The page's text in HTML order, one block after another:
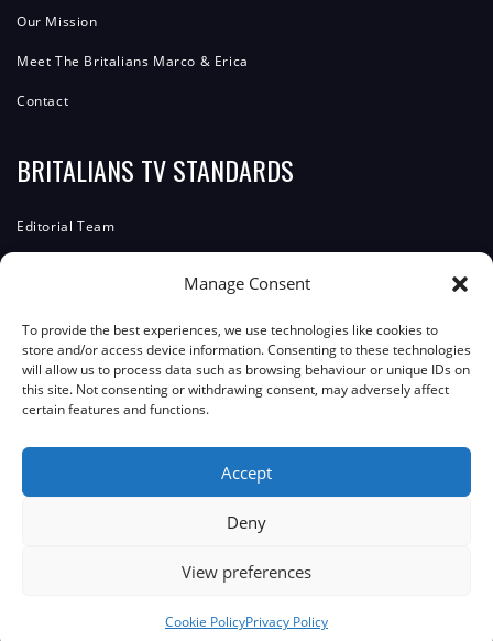
Manage Consent
To provide the best experiences, we use technologies like cookies to
store and/or access device information. Consenting to these technologies
will allow us to process data such as browsing behaviour or unique IDs on
this site. Not consenting or withdrawing consent, may adversely affect
certain features and functions.
Accept
Deny
View preferences
Cookie PolicyPrivacy Policy
Our Mission
Meet The Britalians Marco & Erica
Contact
BRITALIANS TV STANDARDS
Editorial Team
ComplainTs Procedure
Accessibility Statement
JOIN THE COMMUNITY
© Hire Creative Industry Ltd trading as Britalians TV. All rights reserved.